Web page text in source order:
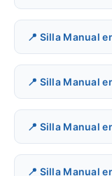
📍 Silla Manual
📍 Silla Manual
📍 Silla Manual
📍 Silla Manual